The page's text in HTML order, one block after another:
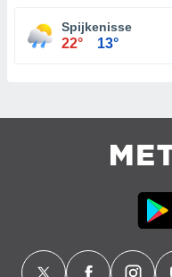
Spijkenisse
22° 13°